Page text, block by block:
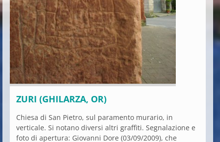
ZURI (GHILARZA, OR)
Chiesa di San Pietro, sul paramento murario, in
verticale. Si notano diversi altri graffiti. Segnalazione e
foto di apertura: Giovanni Dore (03/09/2009), che